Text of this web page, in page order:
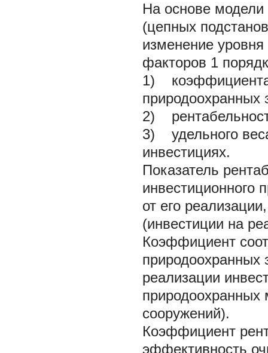
На основе модели
(цепных
изменение
факторов 1
1) коэффициента
природоохранных
2)
3) удельного
инвестициях.
Показатель
инвестиционного
от его
(инвестиции на
Коэффициент
природоохранных
реализации
природоохранных
сооружений).
Коэффициент
эффективность